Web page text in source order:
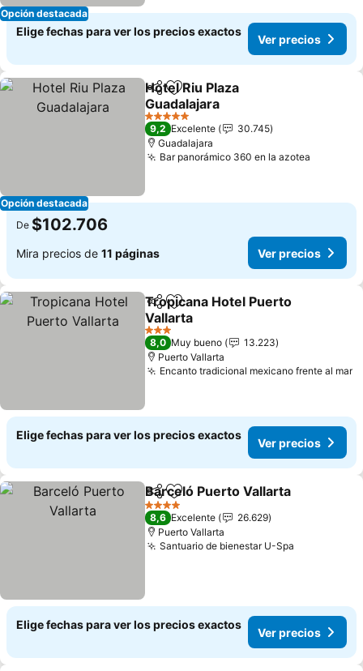
Opción destacada
Elige fechas para ver los precios exactos
Ver precios
Opción destacada
CompartirAgregar a favoritos
Hotel Riu Plaza
Guadalajara
5 Estrellas
9,2 Excelente
30.745
Guadalajara
Bar panorámico 360 en la azotea
De $102.706
Mira precios de 11 páginas Ver precios
Compartir
Agregar a favoritos
Tropicana Hotel Puerto
Vallarta
3 Estrellas
8,0 Muy bueno
13.223
Puerto Vallarta
Encanto tradicional mexicano frente al mar
Elige fechas para ver los precios exactos
Ver precios
CompartirAgregar a favoritos
Barceló Puerto Vallarta
4 Estrellas
8,6 Excelente
26.629
Puerto Vallarta
Santuario de bienestar U-Spa
Elige fechas para ver los precios exactos
Ver precios